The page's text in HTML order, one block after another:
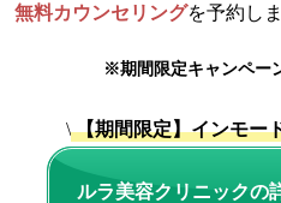
無料カウンセリングを予約し
※期間限定キャンペー
\ 【期間限定】インモー
ルラ美容クリニックの